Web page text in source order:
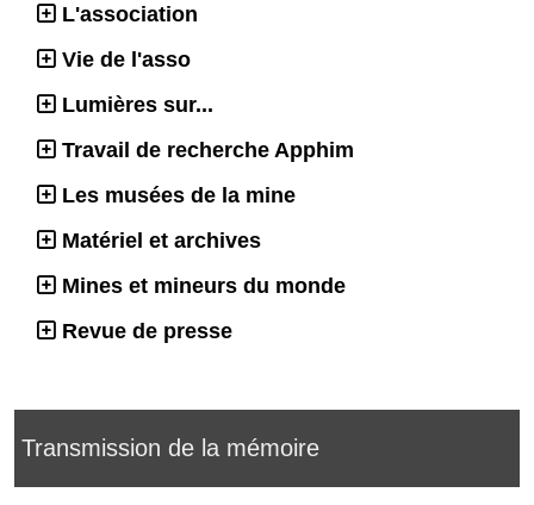
L'association
Vie de l'asso
Lumières sur...
Travail de recherche Apphim
Les musées de la mine
Matériel et archives
Mines et mineurs du monde
Revue de presse
Transmission de la mémoire